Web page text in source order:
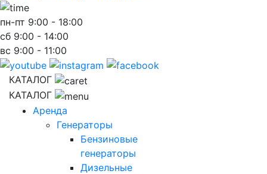
пн-пт 9:00 - 18:00
сб 9:00 - 14:00
вс 9:00 - 11:00
КАТАЛОГ
КАТАЛОГ
Аренда
Генераторы
Бензиновые
генераторы
Дизельные